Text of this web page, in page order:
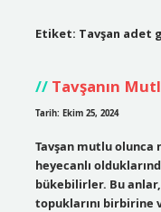
Etiket: Tavşan adet
Tavşanın
Tarih: Ekim 25, 2024
Tavşan mutlu olunca
heyecanlı
bükebilirler. Bu anlar,
topuklarını birbirine